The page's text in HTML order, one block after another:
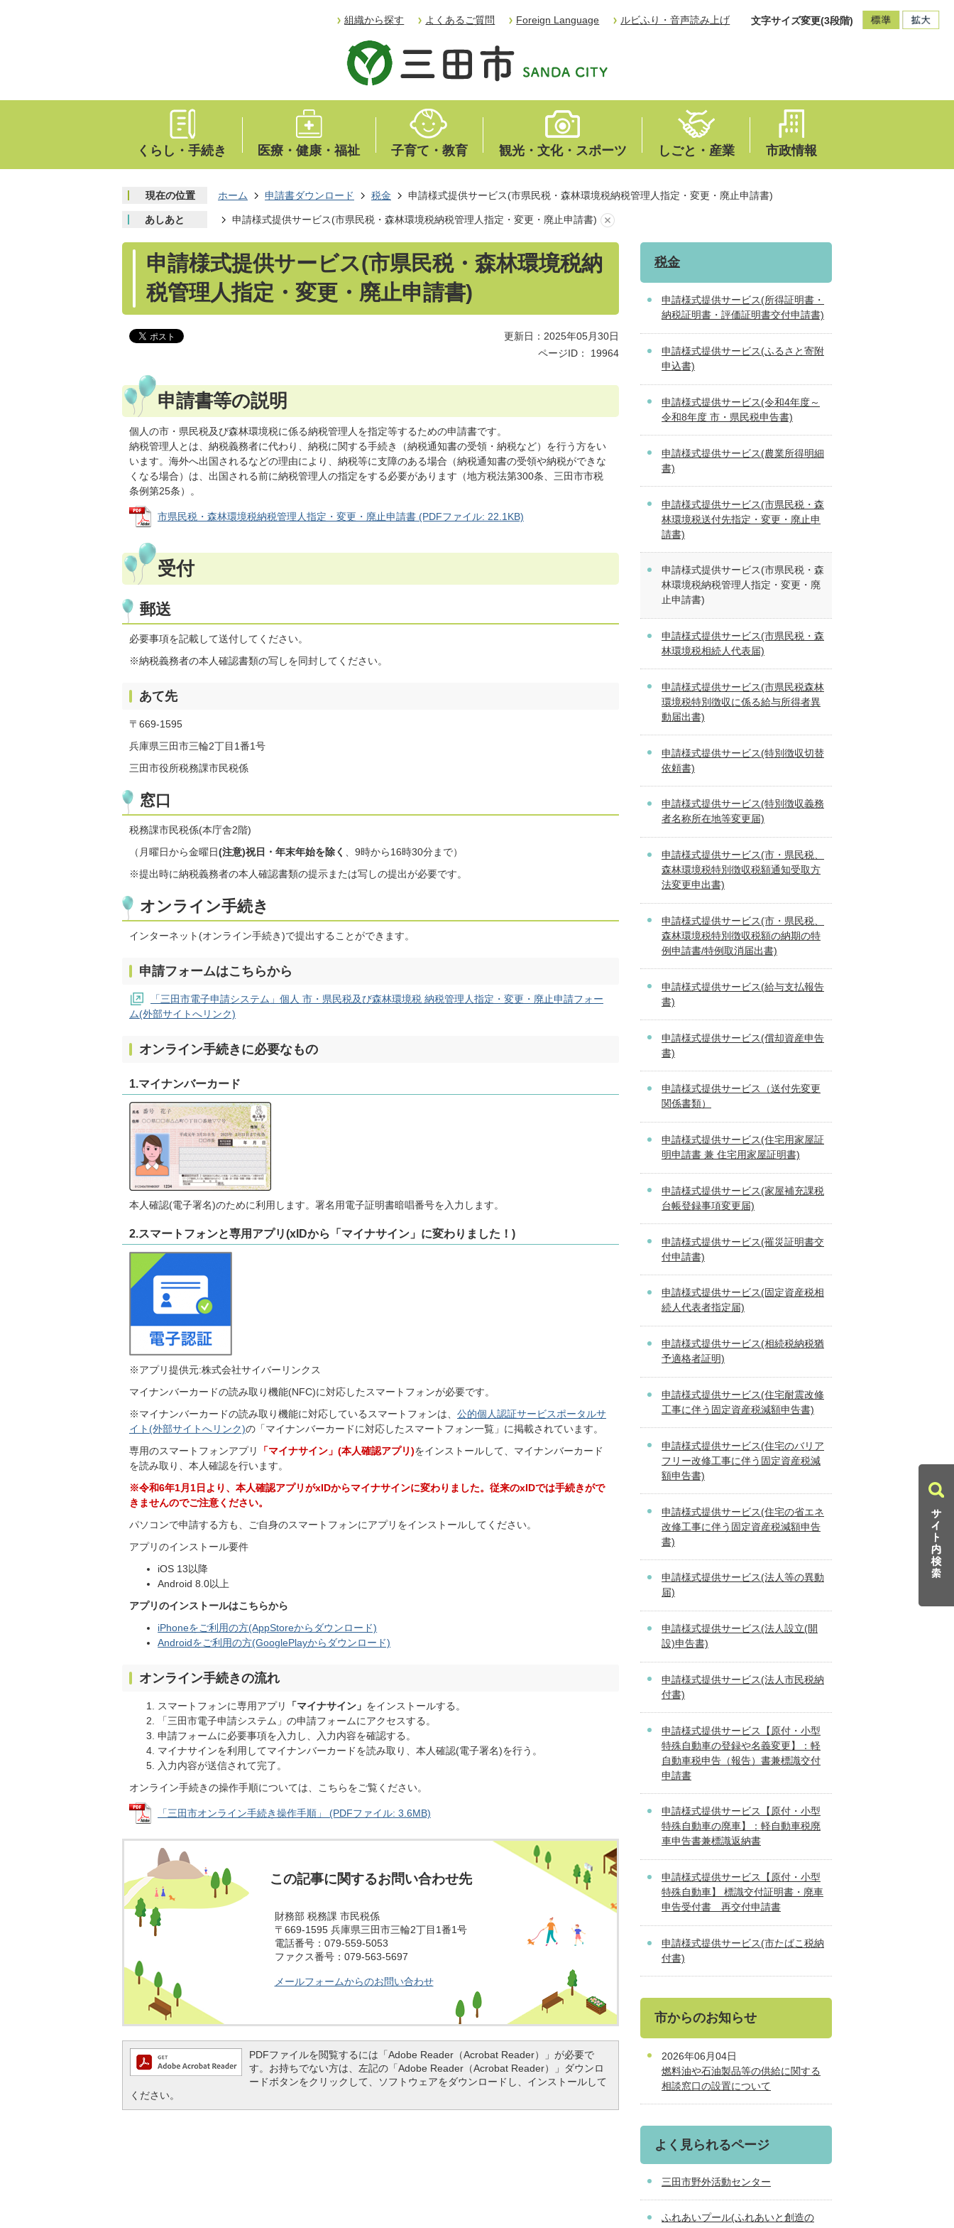
組織から探す よくあるご質問 Foreign Language ルビふり・音声読み上げ 文字サイズ変更(3段階)
くらし・手続き 医療・健康・福祉 子育て・教育 観光・文化・スポーツ しごと・産業 市政情報
現在の位置 ホーム 申請書ダウンロード 税金 申請様式提供サービス(市県民税・森林環境税納税管理人指定・変更・廃止申請書)
あしあと 申請様式提供サービス(市県民税・森林環境税納税管理人指定・変更・廃止申請書)
申請様式提供サービス(市県民税・森林環境税納
税管理人指定・変更・廃止申請書)
更新日：2025年05月30日
ページID：
19964
申請書等の説明
個人の市・県民税及び森林環境税に係る納税管理人を指定等するための申請書です。
納税管理人とは、納税義務者に代わり、納税に関する手続き（納税通知書の受領・納税など）を行う方をい
います。海外へ出国されるなどの理由により、納税等に支障のある場合（納税通知書の受領や納税ができな
くなる場合）は、出国される前に納税管理人の指定をする必要があります（地方税法第300条、三田市市税
条例第25条）。
市県民税・森林環境税納税管理人指定・変更・廃止申請書 (PDFファイル: 22.1KB)
受付
郵送
必要事項を記載して送付してください。
※納税義務者の本人確認書類の写しを同封してください。
あて先
〒669-1595
兵庫県三田市三輪2丁目1番1号
三田市役所税務課市民税係
窓口
税務課市民税係(本庁舎2階)
（月曜日から金曜日(注意)祝日・年末年始を除く
、9時から16時30分まで）
※提出時に納税義務者の本人確認書類の提示または写しの提出が必要です。
オンライン手続き
インターネット(オンライン手続き)で提出することができます。
申請フォームはこちらから
「三田市電子申請システム」個人 市・県民税及び森林環境税 納税管理人指定・変更・廃止申請フォー
ム(外部サイトへリンク)
オンライン手続きに必要なもの
1.マイナンバーカード
本人確認(電子署名)のために利用します。署名用電子証明書暗唱番号を入力します。
2.スマートフォンと専用アプリ(xIDから「マイナサイン」に変わりました！)
※アプリ提供元:株式会社サイバーリンクス
マイナンバーカードの読み取り機能(NFC)に対応したスマートフォンが必要です。
※マイナンバーカードの読み取り機能に対応しているスマートフォンは、 公的個人認証サービスポータルサ
イト(外部サイトへリンク)の「マイナンバーカードに対応したスマートフォン一覧」に掲載されています。
専用のスマートフォンアプリ
「マイナサイン」(本人確認アプリ)をインストールして、マイナンバーカード
を読み取り、本人確認を行います。
※令和6年1月1日より、本人確認アプリがxIDからマイナサインに変わりました。従来のxIDでは手続きがで
きませんのでご注意ください。
パソコンで申請する方も、ご自身のスマートフォンにアプリをインストールしてください。
アプリのインストール要件
iOS 13以降
Android 8.0以上
アプリのインストールはこちらから
iPhoneをご利用の方(AppStoreからダウンロード)
Androidをご利用の方(GooglePlayからダウンロード)
オンライン手続きの流れ
スマートフォンに専用アプリ 「マイナサイン」 をインストールする。
「三田市電子申請システム」の申請フォームにアクセスする。
申請フォームに必要事項を入力し、入力内容を確認する。
マイナサインを利用してマイナンバーカードを読み取り、本人確認(電子署名)を行う。
入力内容が送信されて完了。
オンライン手続きの操作手順については、こちらをご覧ください。
「三田市オンライン手続き操作手順」 (PDFファイル: 3.6MB)
この記事に関するお問い合わせ先
財務部 税務課 市民税係
〒669-1595 兵庫県三田市三輪2丁目1番1号
電話番号：079-559-5053
ファクス番号：079-563-5697
メールフォームからのお問い合わせ
PDFファイルを閲覧するには「Adobe Reader（Acrobat Reader）」が必要で
す。お持ちでない方は、左記の「Adobe Reader（Acrobat Reader）」ダウンロ
ードボタンをクリックして、ソフトウェアをダウンロードし、インストールして
ください。
税金
申請様式提供サービス(所得証明書・
納税証明書・評価証明書交付申請書)
申請様式提供サービス(ふるさと寄附
申込書)
申請様式提供サービス(令和4年度～
令和8年度 市・県民税申告書)
申請様式提供サービス(農業所得明細
書)
申請様式提供サービス(市県民税・森
林環境税送付先指定・変更・廃止申
請書)
申請様式提供サービス(市県民税・森
林環境税納税管理人指定・変更・廃
止申請書)
申請様式提供サービス(市県民税・森
林環境税相続人代表届)
申請様式提供サービス(市県民税森林
環境税特別徴収に係る給与所得者異
動届出書)
申請様式提供サービス(特別徴収切替
依頼書)
申請様式提供サービス(特別徴収義務
者名称所在地等変更届)
申請様式提供サービス(市・県民税、
森林環境税特別徴収税額通知受取方
法変更申出書)
申請様式提供サービス(市・県民税、
森林環境税特別徴収税額の納期の特
例申請書/特例取消届出書)
申請様式提供サービス(給与支払報告
書)
申請様式提供サービス(償却資産申告
書)
申請様式提供サービス（送付先変更
関係書類）
申請様式提供サービス(住宅用家屋証
明申請書 兼 住宅用家屋証明書)
申請様式提供サービス(家屋補充課税
台帳登録事項変更届)
申請様式提供サービス(罹災証明書交
付申請書)
申請様式提供サービス(固定資産税相
続人代表者指定届)
申請様式提供サービス(相続税納税猶
予適格者証明)
申請様式提供サービス(住宅耐震改修
工事に伴う固定資産税減額申告書)
申請様式提供サービス(住宅のバリア
フリー改修工事に伴う固定資産税減
額申告書)
申請様式提供サービス(住宅の省エネ
改修工事に伴う固定資産税減額申告
書)
申請様式提供サービス(法人等の異動
届)
申請様式提供サービス(法人設立(開
設)申告書)
申請様式提供サービス(法人市民税納
付書)
申請様式提供サービス【原付・小型
特殊自動車の登録や名義変更】：軽
自動車税申告（報告）書兼標識交付
申請書
申請様式提供サービス【原付・小型
特殊自動車の廃車】：軽自動車税廃
車申告書兼標識返納書
申請様式提供サービス【原付・小型
特殊自動車】 標識交付証明書・廃車
申告受付書＿再交付申請書
申請様式提供サービス(市たばこ税納
付書)
市からのお知らせ
2026年06月04日
燃料油や石油製品等の供給に関する
相談窓口の設置について
よく見られるページ
三田市野外活動センター
ふれあいプール(ふれあいと創造の